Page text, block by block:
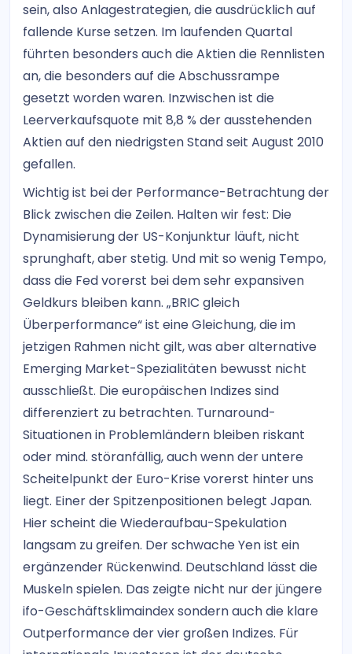
sein, also Anlagestrategien, die ausdrücklich auf
fallende Kurse setzen. Im laufenden Quartal
führten besonders auch die Aktien die Rennlisten
an, die besonders auf die Abschussrampe
gesetzt worden waren. Inzwischen ist die
Leerverkaufsquote mit 8,8 % der ausstehenden
Aktien auf den niedrigsten Stand seit August 2010
gefallen.
Wichtig ist bei der Performance-Betrachtung der
Blick zwischen die Zeilen. Halten wir fest: Die
Dynamisierung der US-Konjunktur läuft, nicht
sprunghaft, aber stetig. Und mit so wenig Tempo,
dass die Fed vorerst bei dem sehr expansiven
Geldkurs bleiben kann. „BRIC gleich
Überperformance“ ist eine Gleichung, die im
jetzigen Rahmen nicht gilt, was aber alternative
Emerging Market-Spezialitäten bewusst nicht
ausschließt. Die europäischen Indizes sind
differenziert zu betrachten. Turnaround-
Situationen in Problemländern bleiben riskant
oder mind. störanfällig, auch wenn der untere
Scheitelpunkt der Euro-Krise vorerst hinter uns
liegt. Einer der Spitzenpositionen belegt Japan.
Hier scheint die Wiederaufbau-Spekulation
langsam zu greifen. Der schwache Yen ist ein
ergänzender Rückenwind. Deutschland lässt die
Muskeln spielen. Das zeigte nicht nur der jüngere
ifo-Geschäftsklimaindex sondern auch die klare
Outperformance der vier großen Indizes. Für